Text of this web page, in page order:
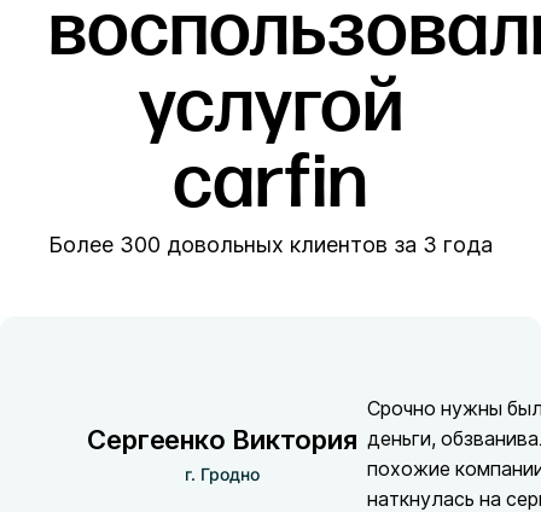
услугой
carfin
Более 300 довольных клиентов за 3 года
Сергеенко Виктория
г. Гродно
Срочно нужны
деньги,
похожие
наткнулась на